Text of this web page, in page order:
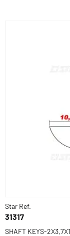
Star Ref.
31317
SHAFT KEYS-